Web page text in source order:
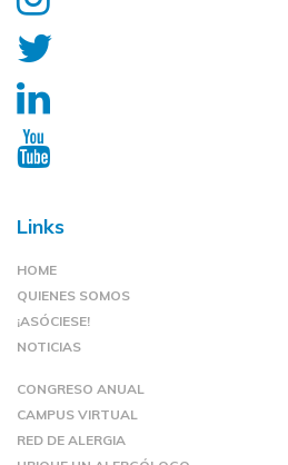
Links
HOME
QUIENES SOMOS
¡ASÓCIESE!
NOTICIAS
CONGRESO ANUAL
CAMPUS VIRTUAL
RED DE ALERGIA